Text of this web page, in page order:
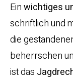
Einwichtiges
schriftlich und
die
beherrschen
ist das